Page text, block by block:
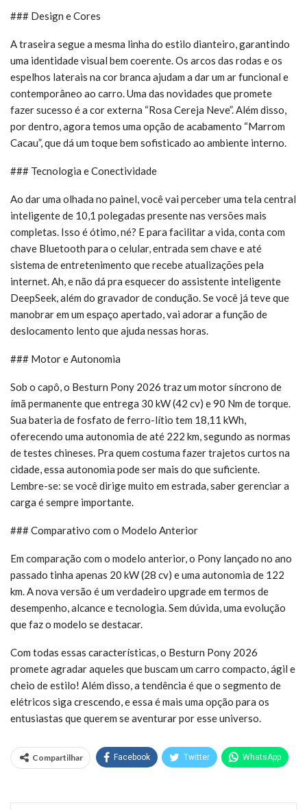
### Design e Cores
A traseira segue a mesma linha do estilo dianteiro, garantindo
uma identidade visual bem coerente. Os arcos das rodas e os
espelhos laterais na cor branca ajudam a dar um ar funcional e
contemporâneo ao carro. Uma das novidades que promete
fazer sucesso é a cor externa “Rosa Cereja Neve”. Além disso,
por dentro, agora temos uma opção de acabamento “Marrom
Cacau”, que dá um toque bem sofisticado ao ambiente interno.
### Tecnologia e Conectividade
Ao dar uma olhada no painel, você vai perceber uma tela central
inteligente de 10,1 polegadas presente nas versões mais
completas. Isso é ótimo, né? E para facilitar a vida, conta com
chave Bluetooth para o celular, entrada sem chave e até
sistema de entretenimento que recebe atualizações pela
internet. Ah, e não dá pra esquecer do assistente inteligente
DeepSeek, além do gravador de condução. Se você já teve que
manobrar em um espaço apertado, vai adorar a função de
deslocamento lento que ajuda nessas horas.
### Motor e Autonomia
Sob o capô, o Besturn Pony 2026 traz um motor síncrono de
ímã permanente que entrega 30 kW (42 cv) e 90 Nm de torque.
Sua bateria de fosfato de ferro-lítio tem 18,11 kWh,
oferecendo uma autonomia de até 222 km, segundo as normas
de testes chineses. Pra quem costuma fazer trajetos curtos na
cidade, essa autonomia pode ser mais do que suficiente.
Lembre-se: se você dirige muito em estrada, saber gerenciar a
carga é sempre importante.
### Comparativo com o Modelo Anterior
Em comparação com o modelo anterior, o Pony lançado no ano
passado tinha apenas 20 kW (28 cv) e uma autonomia de 122
km. A nova versão é um verdadeiro upgrade em termos de
desempenho, alcance e tecnologia. Sem dúvida, uma evolução
que faz o modelo se destacar.
Com todas essas características, o Besturn Pony 2026
promete agradar aqueles que buscam um carro compacto, ágil e
cheio de estilo! Além disso, a tendência é que o segmento de
elétricos siga crescendo, e essa é mais uma opção para os
entusiastas que querem se aventurar por esse universo.
Compartilhar Facebook Twitter WhatsApp